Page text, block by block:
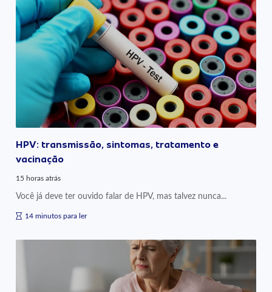
HPV: transmissão, sintomas, tratamento e
vacinação
15 horas atrás
Você já deve ter ouvido falar de HPV, mas talvez nunca...
14 minutos para ler